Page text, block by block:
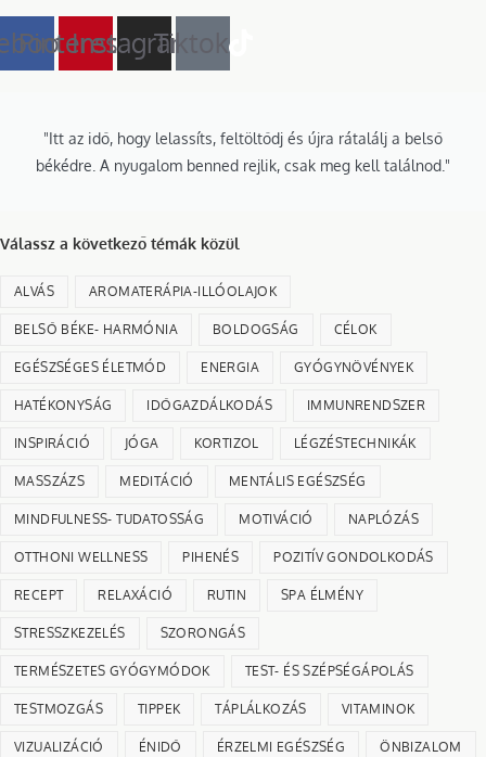
Pinterest
InstagramTiktok
"Itt az idő, hogy lelassíts, feltöltődj és újra rátalálj a belső
békédre. A nyugalom benned rejlik, csak meg kell találnod."
Válassz a következő témák közül
ALVÁS AROMATERÁPIA-ILLÓOLAJOK
BELSŐ BÉKE- HARMÓNIA BOLDOGSÁG CÉLOK
EGÉSZSÉGES ÉLETMÓD ENERGIA GYÓGYNÖVÉNYEK
HATÉKONYSÁG IDŐGAZDÁLKODÁS IMMUNRENDSZER
INSPIRÁCIÓ JÓGA KORTIZOL LÉGZÉSTECHNIKÁK
MASSZÁZS MEDITÁCIÓ MENTÁLIS EGÉSZSÉG
MINDFULNESS- TUDATOSSÁG MOTIVÁCIÓ NAPLÓZÁS
OTTHONI WELLNESS PIHENÉS POZITÍV GONDOLKODÁS
RECEPT RELAXÁCIÓ RUTIN SPA ÉLMÉNY
STRESSZKEZELÉS SZORONGÁS
TERMÉSZETES GYÓGYMÓDOK TEST- ÉS SZÉPSÉGÁPOLÁS
TESTMOZGÁS TIPPEK TÁPLÁLKOZÁS VITAMINOK
VIZUALIZÁCIÓ ÉNIDŐ ÉRZELMI EGÉSZSÉG ÖNBIZALOM